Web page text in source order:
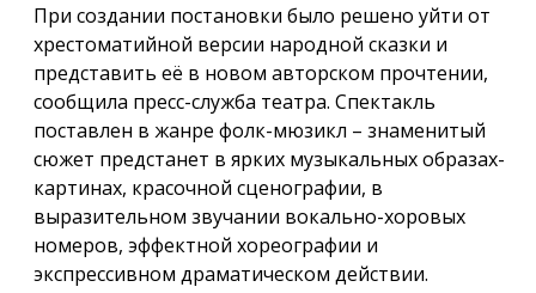
При создании постановки было решено уйти от
хрестоматийной версии народной сказки и
представить её в новом авторском прочтении,
сообщила пресс-служба театра. Спектакль
поставлен в жанре фолк-мюзикл – знаменитый
сюжет предстанет в ярких музыкальных образах-
картинах, красочной сценографии, в
выразительном звучании вокально-хоровых
номеров, эффектной хореографии и
экспрессивном драматическом действии.